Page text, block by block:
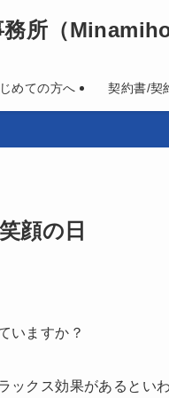
所 （
めての方へ 契約書/契
笑顔の日
いますか？
ックス効果があるとい